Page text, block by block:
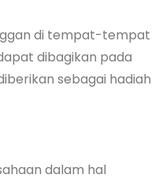
di tempat-tempat
dibagikan pada
sebagai hadiah
dalam hal